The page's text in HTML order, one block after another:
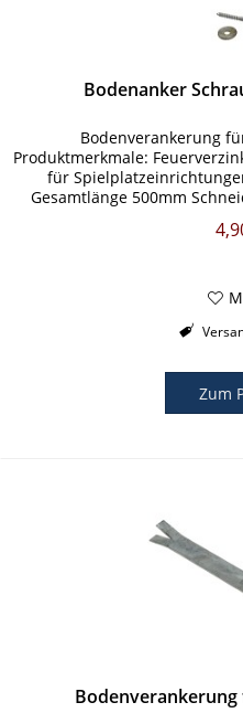
Bodenanker
Bodenverankerung
Produktmerkmale:
für
Gesamtlänge 500mm
Zum
Bodenverankerung